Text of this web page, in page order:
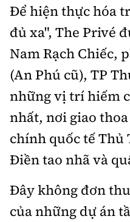
Tổng Biên tập:
Nguyễn Thị Hồng Nga
Phó Tổng Biên tập:
Nguyễn Sơn Tùng,
La Đức Hùng
Giấy phép số 02/GP-
Chuyên trang của Báo
Hotline:
Quảng
Email:
Cấm sao chép dưới mọi
Để hiện thực hóa
đủ xa", The Privé
Nam Rạch Chiếc,
(An Phú cũ), TP
những vị trí hiếm
nhất, nơi giao
chính quốc tế Thủ
Điền tao nhã và
Đây không đơn
của những dự án